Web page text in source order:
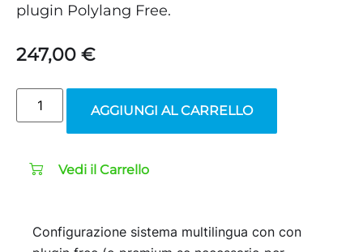
plugin Polylang Free.
247,00 €
AGGIUNGI AL CARRELLO
Vedi il Carrello
Configurazione sistema multilingua con con